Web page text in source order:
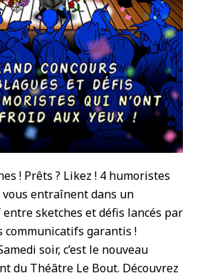
! Prêts ? Likez ! 4 humoristes
entraînent dans un
sketches et défis lancés par
communicatifs garantis !
soir, c’est le nouveau
du Théâtre Le Bout. Découvrez